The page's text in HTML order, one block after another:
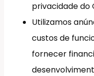
privacidade do
Utilizamos
custos de
fornecer